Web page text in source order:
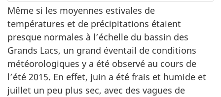
Même si les moyennes estivales de
températures et de précipitations étaient
presque normales à l’échelle du bassin des
Grands Lacs, un grand éventail de conditions
météorologiques y a été observé au cours de
l’été 2015. En effet, juin a été frais et humide et
juillet un peu plus sec, avec des vagues de